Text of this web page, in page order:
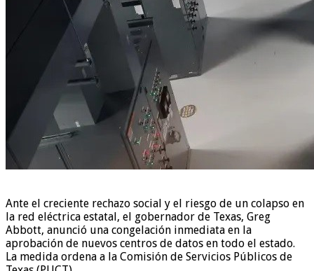
Ante el creciente rechazo social y el riesgo de un colapso en
la red eléctrica estatal, el gobernador de Texas, Greg
Abbott, anunció una congelación inmediata en la
aprobación de nuevos centros de datos en todo el estado.
La medida ordena a la Comisión de Servicios Públicos de